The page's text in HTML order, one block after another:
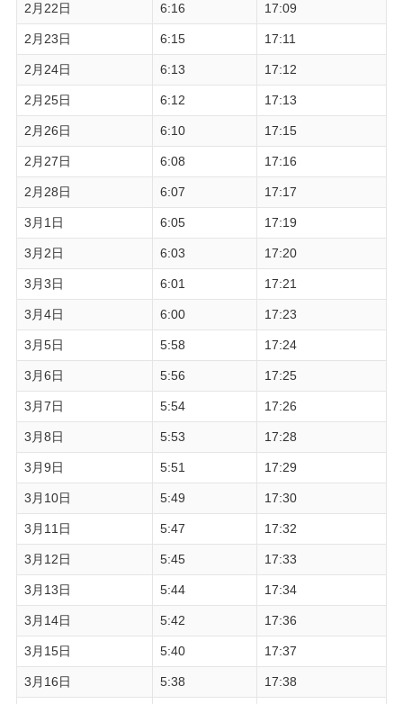
2月22日 6:16 17:09
2月23日 6:15 17:11
2月24日 6:13 17:12
2月25日 6:12 17:13
2月26日 6:10 17:15
2月27日 6:08 17:16
2月28日 6:07 17:17
3月1日 6:05 17:19
3月2日 6:03 17:20
3月3日 6:01 17:21
3月4日 6:00 17:23
3月5日 5:58 17:24
3月6日 5:56 17:25
3月7日 5:54 17:26
3月8日 5:53 17:28
3月9日 5:51 17:29
3月10日 5:49 17:30
3月11日 5:47 17:32
3月12日 5:45 17:33
3月13日 5:44 17:34
3月14日 5:42 17:36
3月15日 5:40 17:37
3月16日 5:38 17:38